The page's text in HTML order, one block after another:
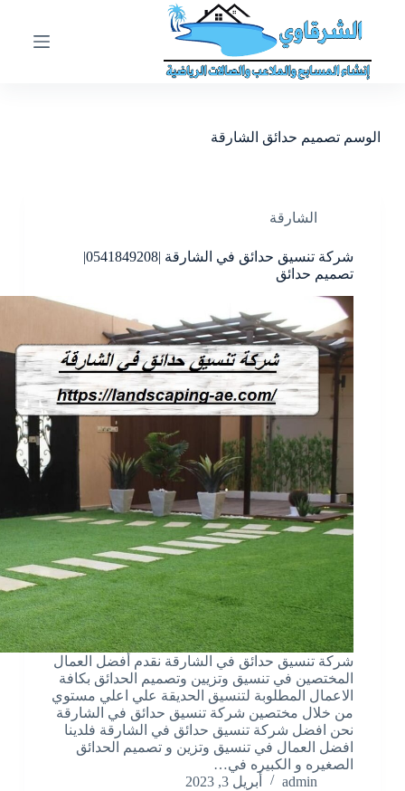
ى
الوسم تصميم حدائق الشارقة
الشارقة
شركة تنسيق حدائق في الشارقة |0541849208|
تصميم حدائق
شركة تنسيق حدائق في الشارقة نقدم أفضل العمال
المختصين في تنسيق وتزيين وتصميم الحدائق بكافة
الاعمال المطلوبة لتنسيق الحديقة علي اعلي مستوي
من خلال مختصين شركة تنسيق حدائق في الشارقة
نحن افضل شركة تنسيق حدائق في الشارقة فلدينا
افضل العمال في تنسيق وتزين و تصميم الحدائق
الصغيره و الكبيره في…
admin
أبريل 3, 2023